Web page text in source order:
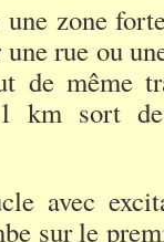
zone
rue ou
de même
km sort
avec
sur le